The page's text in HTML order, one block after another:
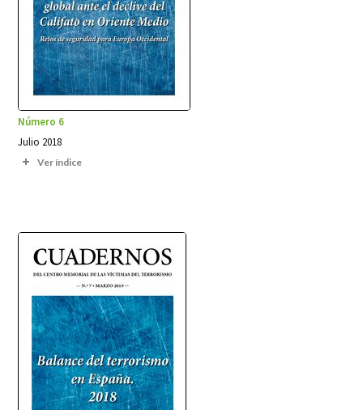
Número 6
Julio 2018
Ver índice